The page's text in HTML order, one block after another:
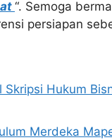
“. Semoga
persiapan
Skripsi Hukum
Merdeka